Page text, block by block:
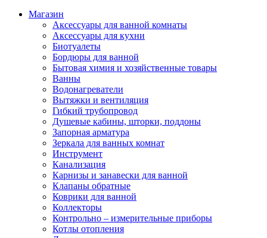
Магазин
Аксессуары для ванной комнаты
Аксессуары для кухни
Биотуалеты
Бордюры для ванной
Бытовая химия и хозяйственные товары
Ванны
Водонагреватели
Вытяжки и вентиляция
Гибкий трубопровод
Душевые кабины, шторки, поддоны
Запорная арматура
Зеркала для ванных комнат
Инструмент
Канализация
Карнизы и занавески для ванной
Клапаны обратные
Коврики для ванной
Коллекторы
Контрольно – измерительные приборы
Котлы отопления